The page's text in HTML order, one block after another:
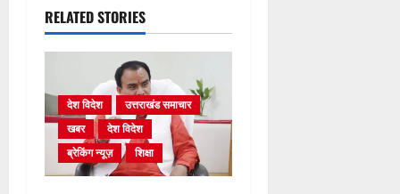
RELATED STORIES
देश विदेश
उत्तराखंड समाचार
खबर
देश विदेश
ब्रेकिंग न्यूज़
शिक्षा